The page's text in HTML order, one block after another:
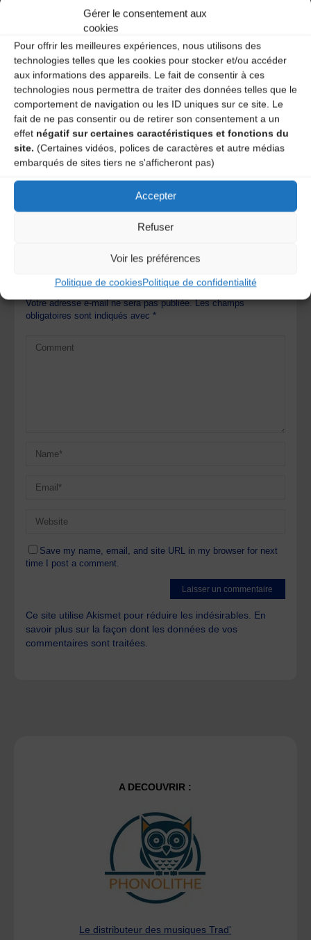
Gérer le consentement aux
cookies
Pour offrir les meilleures expériences, nous utilisons des
technologies telles que les cookies pour stocker et/ou accéder
aux informations des appareils. Le fait de consentir à ces
technologies nous permettra de traiter des données telles que le
comportement de navigation ou les ID uniques sur ce site. Le
fait de ne pas consentir ou de retirer son consentement a un
effet négatif sur certaines caractéristiques et fonctions du
site. (Certaines vidéos, polices de caractères et autre médias
embarqués de sites tiers ne s'afficheront pas)
Accepter
Refuser
Voir les préférences
Politique de cookiesPolitique de confidentialité
Catégories
Agenda
Puy-de-Dôme agenda
Tatu Trio – Musique d’Auvergne du XXIème
siècle
Soun – Latino Bourbonnais
Laisser un
commentaire
Votre adresse e-mail ne sera pas publiée. Les champs
obligatoires sont indiqués avec*
Save my name, email, and site URL in my browser for next
time I post a comment.
Ce site utilise Akismet pour réduire les indésirables. En
savoir plus sur la façon dont les données de vos
commentaires sont traitées
A DECOUVRIR :
Le distributeur des musiques Trad'